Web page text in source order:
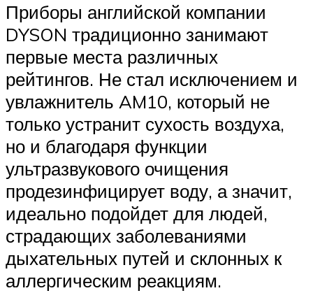
Приборы английской компании
DYSON традиционно занимают
первые места различных
рейтингов. Не стал исключением и
увлажнитель AM10, который не
только устранит сухость воздуха,
но и благодаря функции
ультразвукового очищения
продезинфицирует воду, а значит,
идеально подойдет для людей,
страдающих заболеваниями
дыхательных путей и склонных к
аллергическим реакциям.